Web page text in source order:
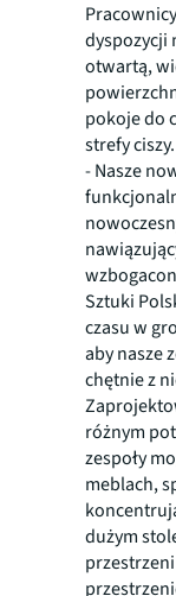
dyspozycji
otwartą,
pokoje do
strefy ciszy.
- Nasze
Sztuki
czasu w
aby nasze
chętnie z
różnym
zespoły
meblach,
dużym